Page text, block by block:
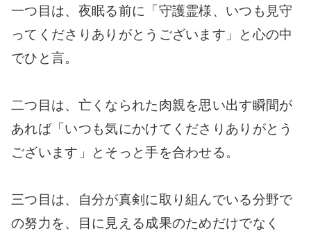
一つ目は、夜眠る前に「守護霊様、いつも見守
ってくださりありがとうございます」と心の中
でひと言。
二つ目は、亡くなられた肉親を思い出す瞬間が
あれば「いつも気にかけてくださりありがとう
ございます」とそっと手を合わせる。
三つ目は、自分が真剣に取り組んでいる分野で
の努力を、目に見える成果のためだけでなく